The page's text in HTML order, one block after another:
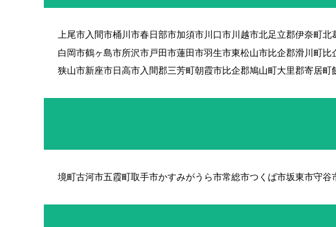
上尾市入間市桶川市春日部市加須市川口市川越市北足立郡伊奈町北
白岡市鶴ヶ島市所沢市戸田市蓮田市羽生市東松山市比企郡滑川町比
狭山市新座市日高市入間郡三芳町朝霞市比企郡鳩山町大里郡寄居町
境町古河市五霞町取手市かすみがうら市常総市つくば市坂東市守谷